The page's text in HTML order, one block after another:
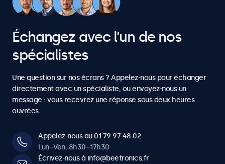
6
7
8
9
0
6
7
8
9
0
6
7
8
9
6
7
8
9
6
7
8
9
5
6
7
8
9
5
6
7
8
9
5
6
7
8
9
5
6
7
8
9
5
6
7
8
9
5
6
7
8
9
6
7
8
9
4
5
6
7
8
4
5
6
7
8
Échangez avec l’un de nos
spécialistes
Une question sur nos écrans ? Appelez-nous pour échanger
directement avec un spécialiste, ou envoyez-nous un
message : vous recevrez une réponse sous deux heures
ouvrées.
Appelez-nous au 01 79 97 48 02
Lun–Ven, 8h30–17h30
Écrivez-nous à info@beetronics.fr